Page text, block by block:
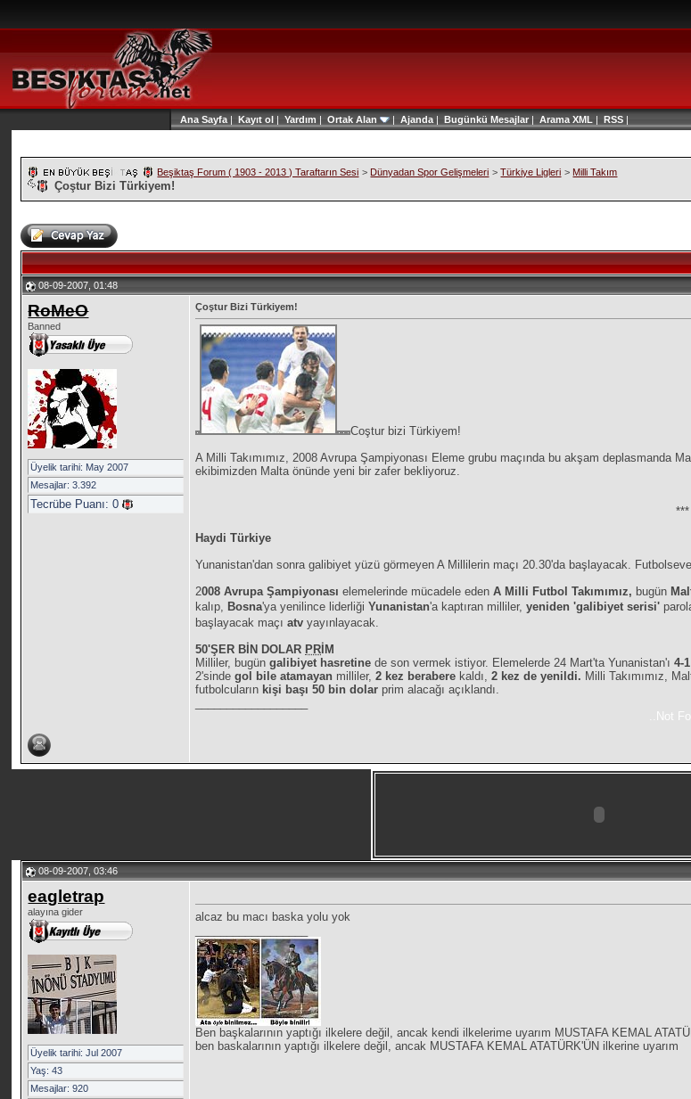
Ana Sayfa | Kayıt ol | Yardım | Ortak Alan | Ajanda | Bugünkü Mesajlar| Arama XML | RSS |
Beşiktaş Forum ( 1903 - 2013 ) Taraftarın Sesi > Dünyadan Spor Gelişmeleri >Türkiye Ligleri > Milli Takım
Çoştur Bizi Türkiyem!
08-09-2007, 01:48
RoMeO
Banned
Üyelik tarihi: May 2007
Mesajlar: 3.392
Tecrübe Puanı:0
Çoştur Bizi Türkiyem!
Coştur bizi Türkiyem!
A Milli Takımımız, 2008 Avrupa Şampiyonası Eleme grubu maçında bu akşam deplasmanda
ekibimizden Malta önünde yeni bir zafer bekliyoruz.
***
Haydi Türkiye
Yunanistan'dan sonra galibiyet yüzü görmeyen A Millilerin maçı 20.30'da başlayacak.
2008 Avrupa Şampiyonasıelemelerinde mücadele edenA Milli Futbol Takımımız, bugün
kalıp, Bosna'ya yenilince liderliğiYunanistan'a kaptıran milliler,yeniden 'galibiyet serisi'
başlayacak maçıatvyayınlayacak.
50'ŞER BİN DOLAR PR İM
Milliler, bugüngalibiyet hasretinede son vermek istiyor. Elemelerde 24 Mart'ta Yunanistan'ı4-
2'sindegol bile atamayan milliler,2 kez berabere kaldı,2 kez de yenildi. Milli Takımımız,
futbolcuların kişi başı 50 bin dolar prim alacağı açıklandı.
..Not
08-09-2007, 03:46
eagletrap
alayına gider
Üyelik tarihi: Jul 2007
Yaş: 43
Mesajlar: 920
alcaz bu macı baska yolu yok
Ben başkalarının yaptığı ilkelere değil, ancak kendi ilkelerime uyarım MUSTAFA KEMAL
ben baskalarının yaptığı ilkelere değil, ancak MUSTAFA KEMAL ATATÜRK'ÜN ilkerine uyarım